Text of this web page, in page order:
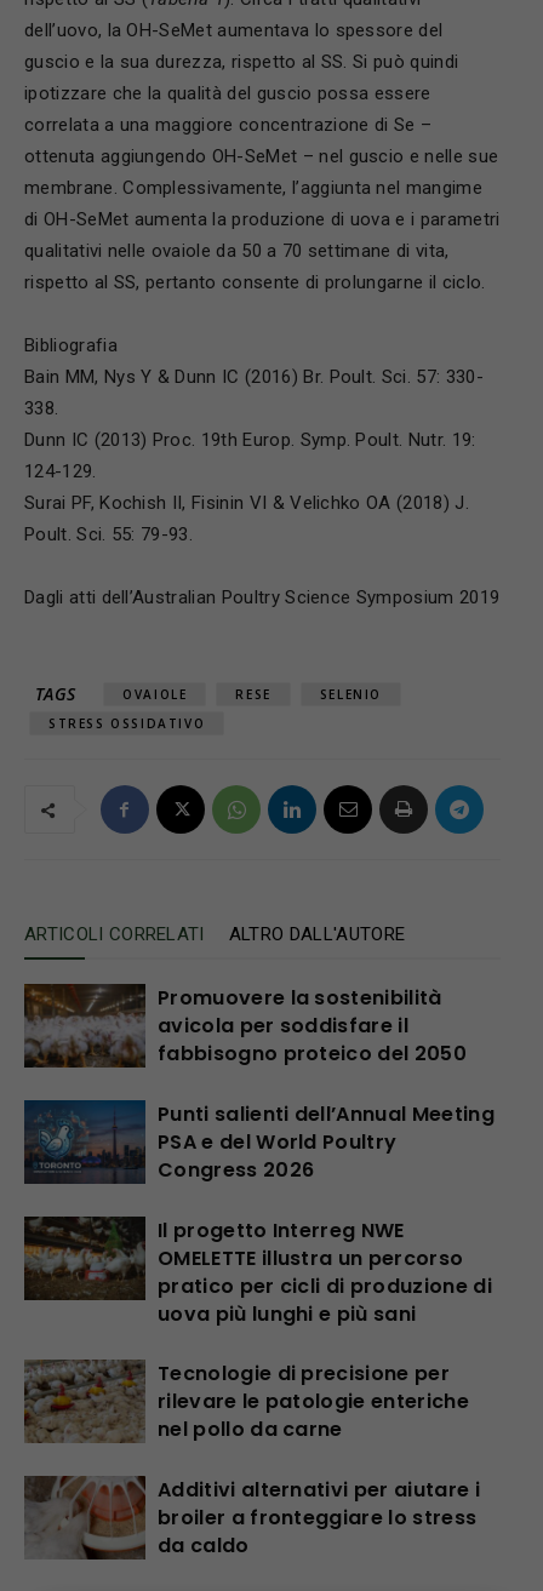
dell’uovo, la OH-SeMet aumentava lo spessore del
guscio e la sua durezza, rispetto al SS. Si può quindi
ipotizzare che la qualità del guscio possa essere
correlata a una maggiore concentrazione di Se –
ottenuta aggiungendo OH-SeMet – nel guscio e nelle sue
membrane. Complessivamente, l’aggiunta nel mangime
di OH-SeMet aumenta la produzione di uova e i parametri
qualitativi nelle ovaiole da 50 a 70 settimane di vita,
rispetto al SS, pertanto consente di prolungarne il ciclo.
Bibliografia
Bain MM, Nys Y & Dunn IC (2016) Br. Poult. Sci. 57: 330-
338.
Dunn IC (2013) Proc. 19th Europ. Symp. Poult. Nutr. 19:
124-129.
Surai PF, Kochish II, Fisinin VI & Velichko OA (2018) J.
Poult. Sci. 55: 79-93.
Dagli atti dell’Australian Poultry Science Symposium 2019
TAGS OVAIOLE RESE
SELENIO
STRESS OSSIDATIVO
ARTICOLI CORRELATI ALTRO DALL'AUTORE
Promuovere la sostenibilità
avicola per soddisfare il
fabbisogno proteico del 2050
Punti salienti dell’Annual Meeting
PSA e del World Poultry
Congress 2026
Il progetto Interreg NWE
OMELETTE illustra un percorso
pratico per cicli di produzione di
uova più lunghi e più sani
Tecnologie di precisione per
rilevare le patologie enteriche
nel pollo da carne
Additivi alternativi per aiutare i
broiler a fronteggiare lo stress
da caldo